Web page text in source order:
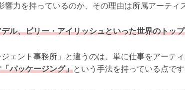
響力を持っているのか、その理由は所属アーティ
ル、ビリー・アイリッシュといった世界のトッ
ェント事務所」と違うのは、単に仕事をアーテ
パッケージング」という手法を持っている点です